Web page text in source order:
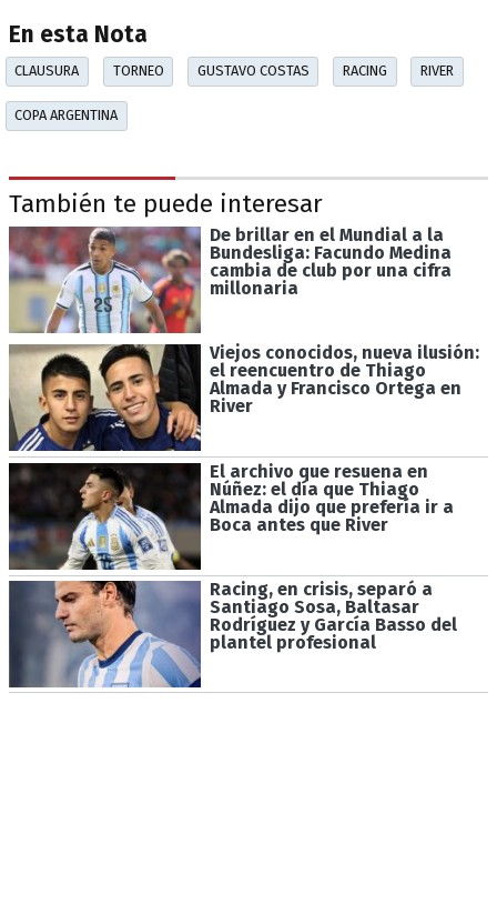
En esta Nota
CLAUSURA TORNEO GUSTAVO COSTAS RACING RIVER
COPA ARGENTINA
También te puede interesar
De brillar en el Mundial a la
Bundesliga: Facundo Medina
cambia de club por una cifra
millonaria
Viejos conocidos, nueva ilusión:
el reencuentro de Thiago
Almada y Francisco Ortega en
River
El archivo que resuena en
Núñez: el día que Thiago
Almada dijo que prefería ir a
Boca antes que River
Racing, en crisis, separó a
Santiago Sosa, Baltasar
Rodríguez y García Basso del
plantel profesional